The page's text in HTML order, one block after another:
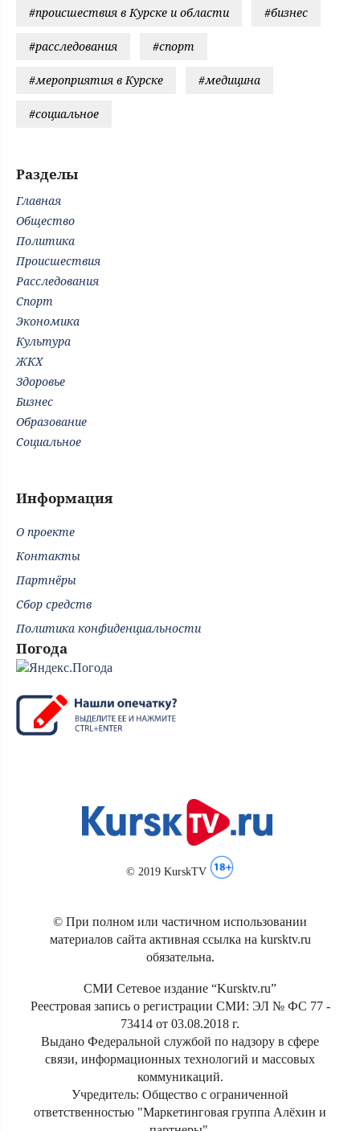
#происшествия в Курске и области #бизнес
#расследования #спорт
#мероприятия в Курске #медицина
#социальное
Разделы
Главная
Общество
Политика
Происшествия
Расследования
Спорт
Экономика
Культура
ЖКХ
Здоровье
Бизнес
Образование
Социальное
Информация
О проекте
Контакты
Партнёры
Сбор средств
Политика конфиденциальности
Погода
© 2019 KurskTV
© При полном или частичном использовании
материалов сайта активная ссылка на kursktv.ru
обязательна.
СМИ Сетевое издание “Kursktv.ru”
Реестровая запись о регистрации СМИ: ЭЛ № ФС 77 -
73414 от 03.08.2018 г.
Выдано Федеральной службой по надзору в сфере
связи, информационных технологий и массовых
коммуникаций.
Учредитель: Общество с ограниченной
ответственностью "Маркетинговая группа Алёхин и